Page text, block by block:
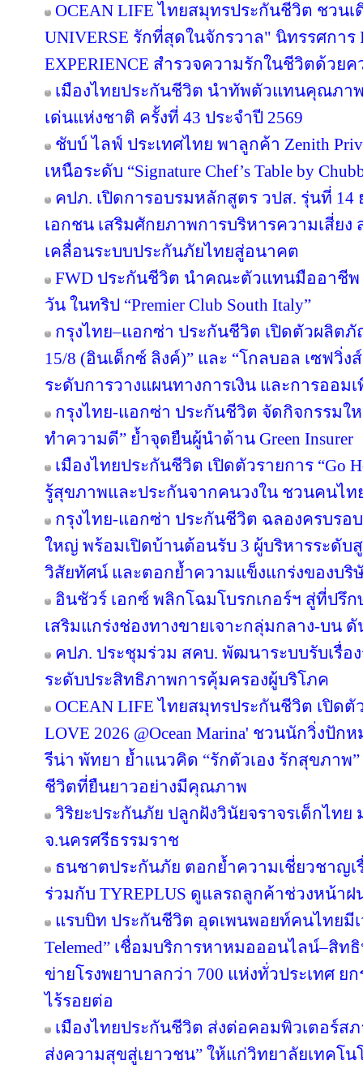
OCEAN LIFE ไทยสมุทรประกันชีวิต ชวนเ
UNIVERSE รักที่สุดในจักรวาล" นิทรรศการ
EXPERIENCE สำรวจความรักในชีวิตด้วย
เมืองไทยประกันชีวิต นำทัพตัวแทนคุณภ
เด่นแห่งชาติ ครั้งที่ 43 ประจำปี 2569
ชับบ์ ไลฟ์ ประเทศไทย พาลูกค้า Zenith
เหนือระดับ “Signature Chef’s Table by
คปภ. เปิดการอบรมหลักสูตร วปส. รุ่นที่ 14
เอกชน เสริมศักยภาพการบริหารความเสี่ยง ส
เคลื่อนระบบประกันภัยไทยสู่อนาคต
FWD ประกันชีวิต นำคณะตัวแทนมืออาชี
วัน ในทริป “Premier Club South Italy”
กรุงไทย–แอกซ่า ประกันชีวิต เปิดตัวผลิต
15/8 (อินเด็กซ์ ลิงค์)” และ “โกลบอล เซฟวิ่ง
ระดับการวางแผนทางการเงิน และการออม
กรุงไทย-แอกซ่า ประกันชีวิต จัดกิจกรรมใ
ทำความดี” ย้ำจุดยืนผู้นำด้าน Green Insurer
เมืองไทยประกันชีวิต เปิดตัวรายการ “Go
รู้สุขภาพและประกันจากคนวงใน ชวนคนไ
กรุงไทย-แอกซ่า ประกันชีวิต ฉลองครบรอบ
ใหญ่ พร้อมเปิดบ้านต้อนรับ 3 ผู้บริหารระดับ
วิสัยทัศน์ และตอกย้ำความแข็งแกร่งของบริ
อินชัวร์ เอกซ์ พลิกโฉมโบรกเกอร์ฯ สู่ที่ป
เสริมแกร่งช่องทางขายเจาะกลุ่มกลาง-บน
คปภ. ประชุมร่วม สคบ. พัฒนาระบบรับเรื่อ
ระดับประสิทธิภาพการคุ้มครองผู้บริโภค
OCEAN LIFE ไทยสมุทรประกันชีวิต เปิดตั
LOVE 2026 @Ocean Marina' ชวนนักวิ่งปั
รีน่า พัทยา ย้ำแนวคิด “รักตัวเอง รักสุขภาพ
ชีวิตที่ยืนยาวอย่างมีคุณภาพ
วิริยะประกันภัย ปลูกฝังวินัยจราจรเด็กไท
จ.นครศรีธรรมราช
ธนชาตประกันภัย ตอกย้ำความเชี่ยวชาญเ
ร่วมกับ TYREPLUS ดูแลรถลูกค้าช่วงหน้า
แรบบิท ประกันชีวิต อุดเพนพอยท์คนไทยมีเ
Telemed” เชื่อมบริการหาหมอออนไลน์–สิ
ข่ายโรงพยาบาลกว่า 700 แห่งทั่วประเทศ
ไร้รอยต่อ
เมืองไทยประกันชีวิต ส่งต่อคอมพิวเตอร์ส
ส่งความสุขสู่เยาวชน” ให้แก่วิทยาลัยเทคโ